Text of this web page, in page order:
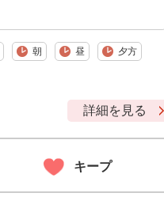
朝 昼 夕方
詳細を見る
キープ